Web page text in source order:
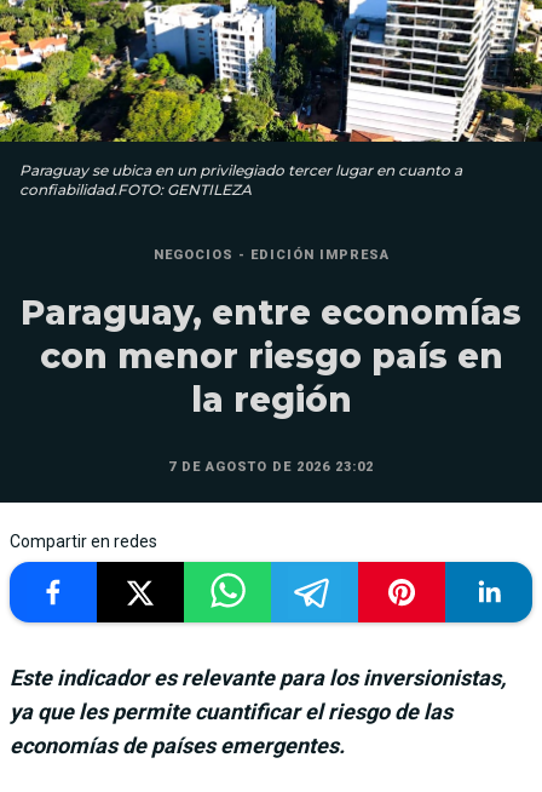
Paraguay se ubica en un privilegiado tercer lugar en cuanto a
confiabilidad.FOTO: GENTILEZA
NEGOCIOS - EDICIÓN IMPRESA
Paraguay, entre economías
con menor riesgo país en
la región
7 DE AGOSTO DE 2026 23:02
Compartir en redes
Este indicador es relevante para los inversionistas,
ya que les permite cuantificar el riesgo de las
economías de países emergentes.